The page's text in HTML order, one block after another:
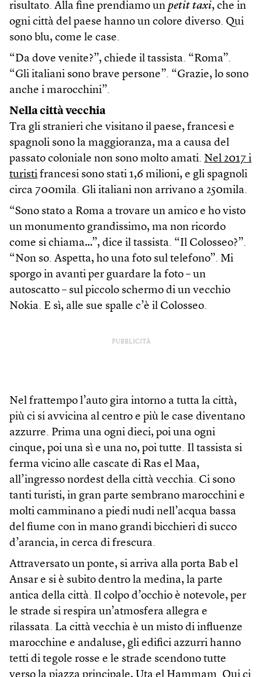
risultato. Alla fine prendiamo un petit taxi, che in
ogni città del paese hanno un colore diverso. Qui
sono blu, come le case.
“Da dove venite?”, chiede il tassista. “Roma”.
“Gli italiani sono brave persone”. “Grazie, lo sono
anche i marocchini”.
Nella città vecchia
Tra gli stranieri che visitano il paese, francesi e
spagnoli sono la maggioranza, ma a causa del
passato coloniale non sono molto amati. Nel 2017 i
turisti francesi sono stati 1,6 milioni, e gli spagnoli
circa 700mila. Gli italiani non arrivano a 250mila.
“Sono stato a Roma a trovare un amico e ho visto
un monumento grandissimo, ma non ricordo
come si chiama…”, dice il tassista. “Il Colosseo?”.
“Non so. Aspetta, ho una foto sul telefono”. Mi
sporgo in avanti per guardare la foto – un
autoscatto – sul piccolo schermo di un vecchio
Nokia. E sì, alle sue spalle c’è il Colosseo.
PUBBLICITÀ
Nel frattempo l’auto gira intorno a tutta la città,
più ci si avvicina al centro e più le case diventano
azzurre. Prima una ogni dieci, poi una ogni
cinque, poi una sì e una no, poi tutte. Il tassista si
ferma vicino alle cascate di Ras el Maa,
all’ingresso nordest della città vecchia. Ci sono
tanti turisti, in gran parte sembrano marocchini e
molti camminano a piedi nudi nell’acqua bassa
del fiume con in mano grandi bicchieri di succo
d’arancia, in cerca di frescura.
Attraversato un ponte, si arriva alla porta Bab el
Ansar e si è subito dentro la medina, la parte
antica della città. Il colpo d’occhio è notevole, per
le strade si respira un’atmosfera allegra e
rilassata. La città vecchia è un misto di influenze
marocchine e andaluse, gli edifici azzurri hanno
tetti di tegole rosse e le strade scendono tutte